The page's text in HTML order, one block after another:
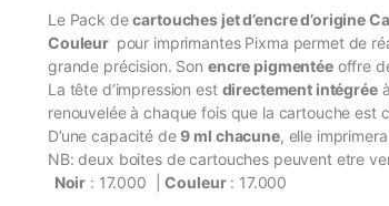
Le Pack decartouches jet d’encre d’origine
Couleur pour imprimantes Pixma permet de
grande précision. Son encre pigmentéeoffre
La tête d’impression est directement intégrée
renouvelée à chaque fois que la cartouche est
D’une capacité de9 ml chacune, elle imprimera
NB: deux boites de cartouches peuvent etre
Noir : 17.000 |Couleur: 17.000